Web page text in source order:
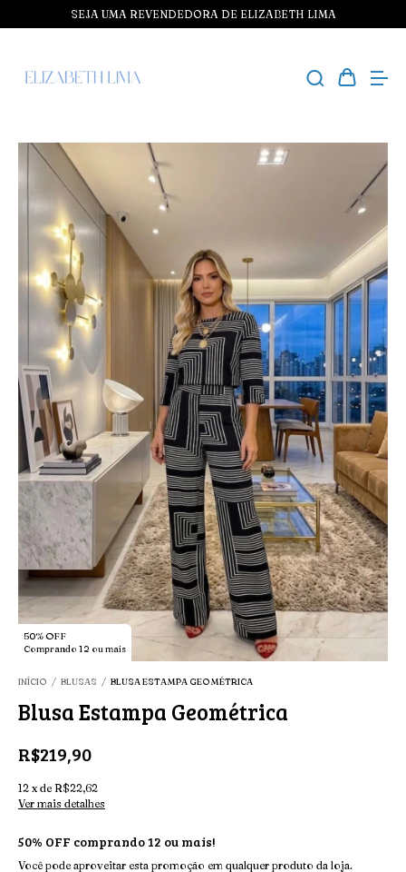
SEJA UMA REVENDEDORA DE ELIZABETH LIMA
50% OFF
Comprando 12 ou mais
INÍCIO / BLUSAS / BLUSA ESTAMPA GEOMÉTRICA
Blusa Estampa Geométrica
R$219,90
12 x de R$22,62
Ver mais detalhes
50% OFF comprando 12 ou mais!
Você pode aproveitar esta promoção em qualquer produto da loja.